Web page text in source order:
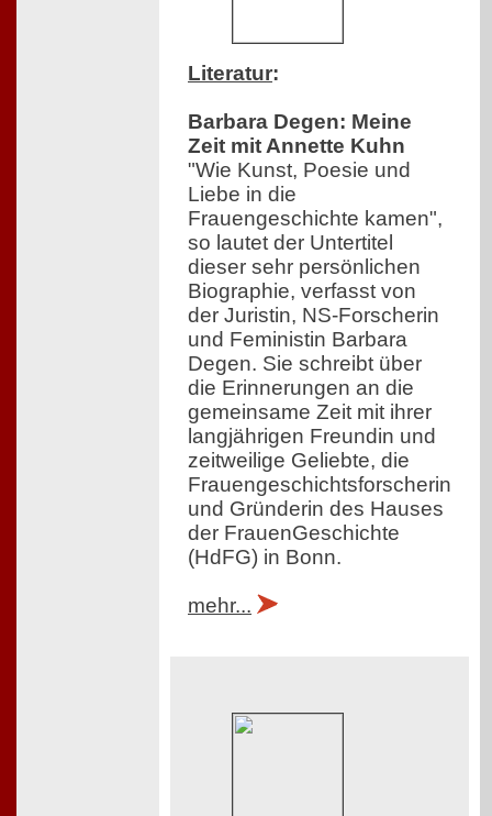
Literatur:
Barbara Degen: Meine
Zeit mit Annette Kuhn
"Wie Kunst, Poesie und
Liebe in die
Frauengeschichte kamen",
so lautet der Untertitel
dieser sehr persönlichen
Biographie, verfasst von
der Juristin, NS-Forscherin
und Feministin Barbara
Degen. Sie schreibt über
die Erinnerungen an die
gemeinsame Zeit mit ihrer
langjährigen Freundin und
zeitweilige Geliebte, die
Frauengeschichtsforscherin
und Gründerin des Hauses
der FrauenGeschichte
(HdFG) in Bonn.
mehr...